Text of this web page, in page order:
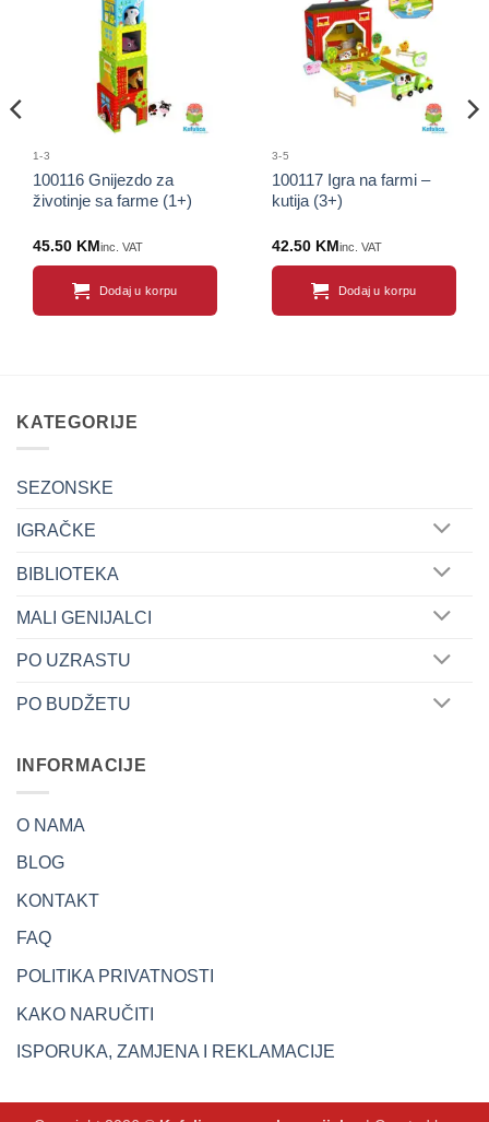
1-3
100116 Gnijezdo za
životinje sa farme (1+)
45.50 KM inc. VAT
Dodaj u korpu
Sačuvaj
3-5
100117 Igra na farmi –
kutija (3+)
42.50 KM inc. VAT
Dodaj u korpu
KATEGORIJE
SEZONSKE
IGRAČKE
BIBLIOTEKA
MALI GENIJALCI
PO UZRASTU
PO BUDŽETU
INFORMACIJE
O NAMA
BLOG
KONTAKT
FAQ
POLITIKA PRIVATNOSTI
KAKO NARUČITI
ISPORUKA, ZAMJENA I REKLAMACIJE